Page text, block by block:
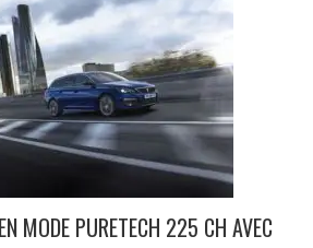
MODE PURETECH 225 CH AVEC